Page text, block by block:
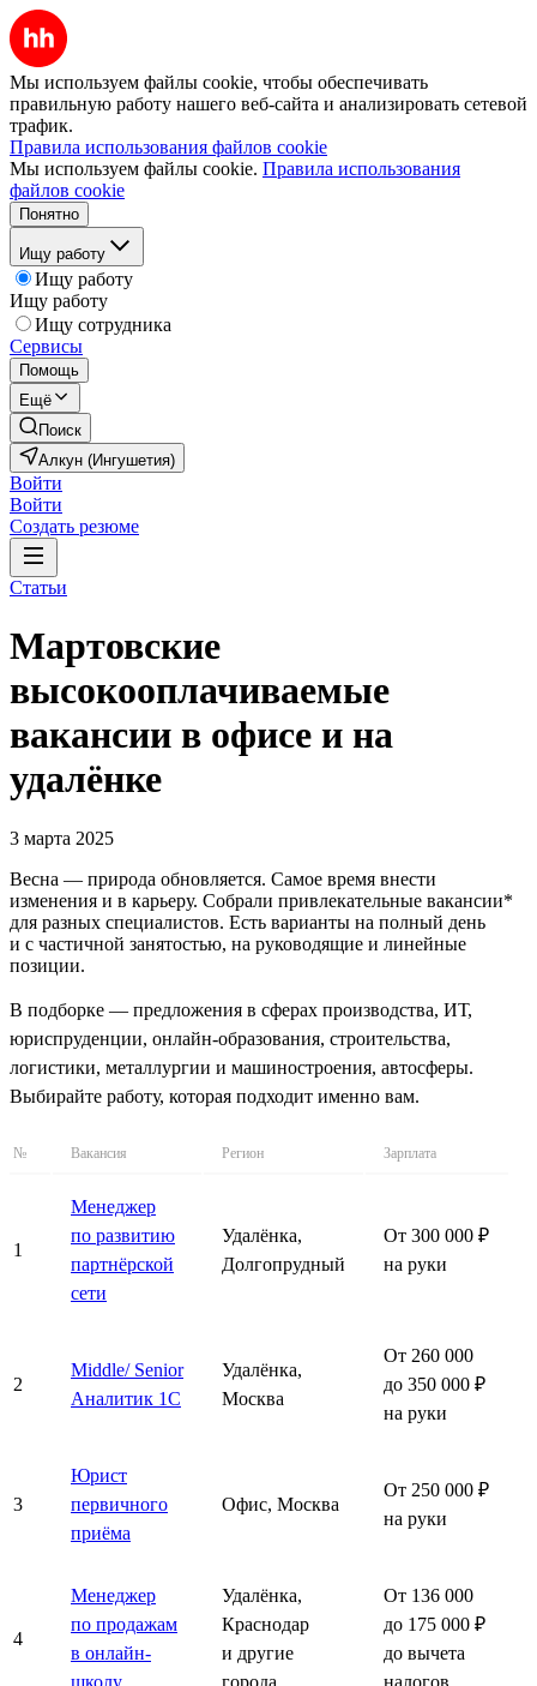
Мы используем файлы cookie, чтобы обеспечивать
правильную работу нашего веб-сайта и анализировать сетевой
трафик.
Правила использования файлов cookie
Мы используем файлы cookie. Правила использования
файлов cookie
Понятно
Ищу работу
Ищу работу
Ищу работу
Ищу сотрудника
Сервисы
Помощь
Ещё
Поиск
Алкун (Ингушетия)
Войти
Войти
Создать резюме
Статьи
Мартовские
высокооплачиваемые
вакансии в офисе и на
удалёнке
3 марта 2025
Весна — природа обновляется. Самое время внести
изменения и в карьеру. Собрали привлекательные вакансии*
для разных специалистов. Есть варианты на полный день
и с частичной занятостью, на руководящие и линейные
позиции.
В подборке — предложения в сферах производства, ИТ,
юриспруденции, онлайн-образования, строительства,
логистики, металлургии и машиностроения, автосферы.
Выбирайте работу, которая подходит именно вам.
№ Вакансия Регион Зарплата
1
Менеджер
по развитию
партнёрской
сети
Удалёнка,
Долгопрудный
От 300 000 ₽
на руки
2
Middle/ Senior
Аналитик 1С
Удалёнка,
Москва
От 260 000
до 350 000 ₽
на руки
3
Юрист
первичного
приёма
Офис, Москва
От 250 000 ₽
на руки
4
Менеджер
по продажам
в онлайн-
школу
Удалёнка,
Краснодар
и другие
города
От 136 000
до 175 000 ₽
до вычета
налогов